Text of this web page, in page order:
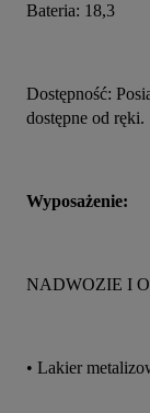
Bateria: 18,3
Dostępność:
dostępne od ręki.
Wyposażenie:
NADWOZIE I
• Lakier